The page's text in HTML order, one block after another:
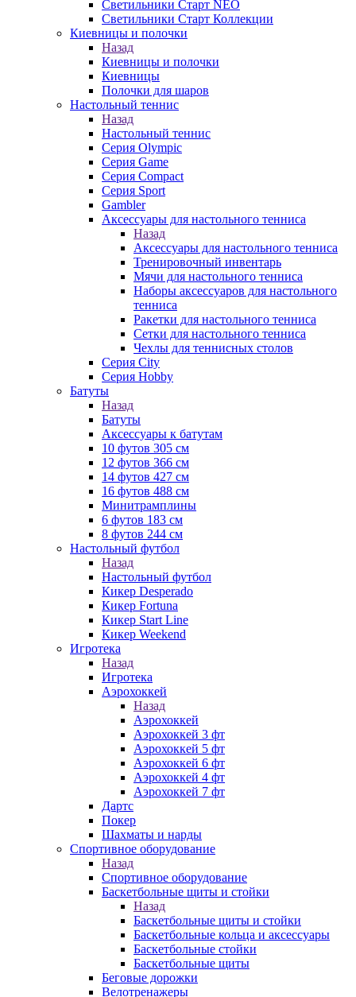
Светильники Старт NEO
Светильники Старт Коллекции
Киевницы и полочки
Назад
Киевницы и полочки
Киевницы
Полочки для шаров
Настольный теннис
Назад
Настольный теннис
Серия Olympic
Серия Game
Серия Compact
Серия Sport
Gambler
Аксессуары для настольного тенниса
Назад
Аксессуары для настольного тенниса
Тренировочный инвентарь
Мячи для настольного тенниса
Наборы аксессуаров для настольного
тенниса
Ракетки для настольного тенниса
Сетки для настольного тенниса
Чехлы для теннисных столов
Серия City
Серия Hobby
Батуты
Назад
Батуты
Аксессуары к батутам
10 футов 305 см
12 футов 366 см
14 футов 427 см
16 футов 488 см
Минитрамплины
6 футов 183 см
8 футов 244 см
Настольный футбол
Назад
Настольный футбол
Кикер Desperado
Кикер Fortuna
Кикер Start Line
Кикер Weekend
Игротека
Назад
Игротека
Аэрохоккей
Назад
Аэрохоккей
Аэрохоккей 3 фт
Аэрохоккей 5 фт
Аэрохоккей 6 фт
Аэрохоккей 4 фт
Аэрохоккей 7 фт
Дартс
Покер
Шахматы и нарды
Спортивное оборудование
Назад
Спортивное оборудование
Баскетбольные щиты и стойки
Назад
Баскетбольные щиты и стойки
Баскетбольные кольца и аксессуары
Баскетбольные стойки
Баскетбольные щиты
Беговые дорожки
Велотренажеры